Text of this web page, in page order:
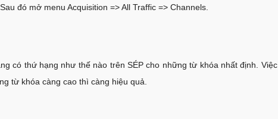
đó mở menu Acquisition => All Traffic => Channels.
có thứ hạng như thế nào trên SÉP cho những từ khóa nhất định. Việc
từ khóa càng cao thì càng hiệu quả.